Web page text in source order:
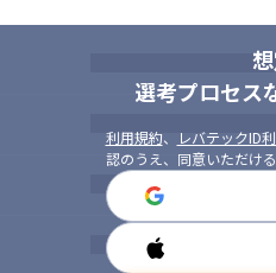
選考プロセス
利用規約、 レバテックID
認のうえ、同意いただけ